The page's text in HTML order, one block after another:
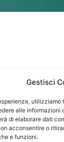
Gestisci
alle informazioni
di elaborare dati
acconsentire o
e funzioni.